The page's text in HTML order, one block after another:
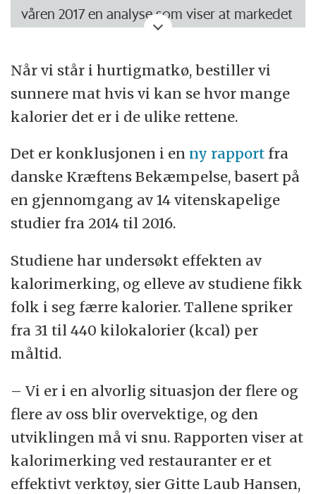
for 6 prosent av de kreftrammede.
våren 2017 en analyse som viser at markedet
spisesteder har vokst med 6 prosent årlig
de siste 5 årene.
Selvbetjente kafeer og hurtigmatrestauranter
er de mest anvendte. I gjennomsnitt spiser
danskene begge steder én ganger i
måneden.
Unge under 30 år og personer bosatt i
København spiser oftere ute enn andre.
Kilde: Landbruk og Matvarers
markedsanalyse
Når vi står i hurtigmatkø, bestiller vi
sunnere mat hvis vi kan se hvor mange
kalorier det er i de ulike rettene.
Det er konklusjonen i en ny rapport fra
danske Kræftens Bekæmpelse, basert på
en gjennomgang av 14 vitenskapelige
studier fra 2014 til 2016.
Studiene har undersøkt effekten av
kalorimerking, og elleve av studiene fikk
folk i seg færre kalorier. Tallene spriker
fra 31 til 440 kilokalorier (kcal) per
måltid.
– Vi er i en alvorlig situasjon der flere og
flere av oss blir overvektige, og den
utviklingen må vi snu. Rapporten viser at
kalorimerking ved restauranter er et
effektivt verktøy, sier Gitte Laub Hansen,